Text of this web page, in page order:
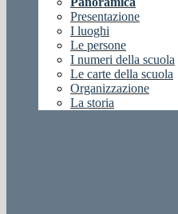
Presentazione
I luoghi
Le persone
I numeri della scuola
Le carte della scuola
Organizzazione
La storia